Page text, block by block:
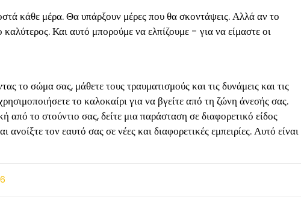
κάθε μέρα. Θα υπάρξουν μέρες που θα σκοντάψεις. Αλλά αν το
καλύτερος. Και αυτό μπορούμε να ελπίζουμε - για να είμαστε οι
το σώμα σας, μάθετε τους τραυματισμούς και τις δυνάμεις και τις
το καλοκαίρι για να βγείτε από τη ζώνη άνεσής σας.
από το στούντιο σας, δείτε μια παράσταση σε διαφορετικό είδος
ανοίξτε τον εαυτό σας σε νέες και διαφορετικές εμπειρίες. Αυτό είναι